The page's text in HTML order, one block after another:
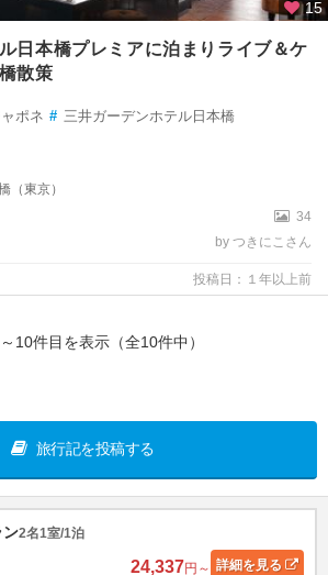
15
日本橋プレミアに泊まりライブ＆ケ
散策
ポネ # 三井ガーデンホテル日本橋
（東京）
34
by つきにこさん
投稿日：１年以上前
10件目を表示（全10件中）
旅行記を投稿する
ン2名1室/1泊
24,337円～ 詳細を見る